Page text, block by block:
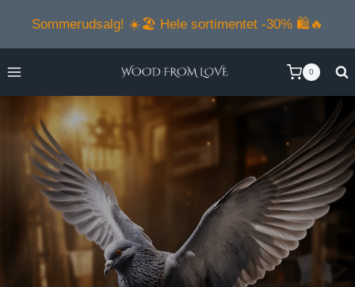
indhold
Sommerudsalg! ☀️🏖️ Hele sortimentet -30% 🛍️🔥
0